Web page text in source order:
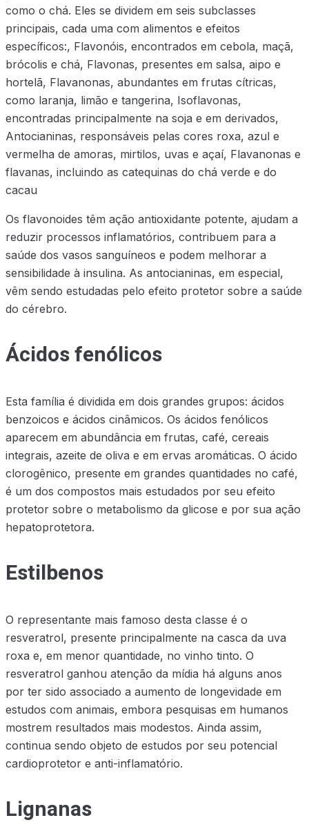
como o chá. Eles se dividem em seis subclasses
principais, cada uma com alimentos e efeitos
específicos:, Flavonóis, encontrados em cebola, maçã,
brócolis e chá, Flavonas, presentes em salsa, aipo e
hortelã, Flavanonas, abundantes em frutas cítricas,
como laranja, limão e tangerina, Isoflavonas,
encontradas principalmente na soja e em derivados,
Antocianinas, responsáveis pelas cores roxa, azul e
vermelha de amoras, mirtilos, uvas e açaí, Flavanonas e
flavanas, incluindo as catequinas do chá verde e do
cacau
Os flavonoides têm ação antioxidante potente, ajudam a
reduzir processos inflamatórios, contribuem para a
saúde dos vasos sanguíneos e podem melhorar a
sensibilidade à insulina. As antocianinas, em especial,
vêm sendo estudadas pelo efeito protetor sobre a saúde
do cérebro.
Ácidos fenólicos
Esta família é dividida em dois grandes grupos: ácidos
benzoicos e ácidos cinâmicos. Os ácidos fenólicos
aparecem em abundância em frutas, café, cereais
integrais, azeite de oliva e em ervas aromáticas. O ácido
clorogênico, presente em grandes quantidades no café,
é um dos compostos mais estudados por seu efeito
protetor sobre o metabolismo da glicose e por sua ação
hepatoprotetora.
Estilbenos
O representante mais famoso desta classe é o
resveratrol, presente principalmente na casca da uva
roxa e, em menor quantidade, no vinho tinto. O
resveratrol ganhou atenção da mídia há alguns anos
por ter sido associado a aumento de longevidade em
estudos com animais, embora pesquisas em humanos
mostrem resultados mais modestos. Ainda assim,
continua sendo objeto de estudos por seu potencial
cardioprotetor e anti-inflamatório.
Lignanas